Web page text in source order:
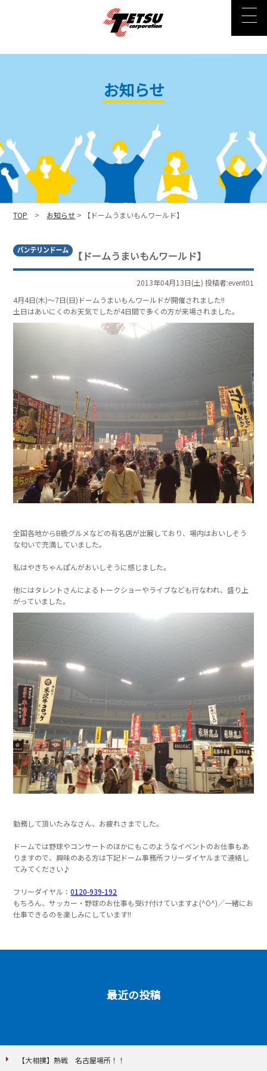
お知らせ
TOP > お知らせ > 【ドームうまいもんワールド】
【ドームうまいもんワールド】
2013年04月13日(土) 投稿者:event01
4月4日(木)～7日(日)ドームうまいもんワールドが開催されました!!
土日はあいにくのお天気でしたが4日間で多くの方が来場されました。
全国各地からB級グルメなどの有名店が出展しており、場内はおいしそう
な匂いで充満していました。
私はやきちゃんぽんがおいしそうに感じました。
他にはタレントさんによるトークショーやライブなども行なわれ、盛り上
がっていました。
勤務して頂いたみなさん、お疲れさまでした。
ドームでは野球やコンサートのほかにもこのようなイベントのお仕事もあ
りますので、興味のある方は下記ドーム事務所フリーダイヤルまで連絡し
てみてください♪
フリーダイヤル：0120-939-192
もちろん、サッカー・野球のお仕事も受け付けていますよ(^O^)／一緒にお
仕事できるのを楽しみにしています!!
最近の投稿
【大相撲】熱戦 名古屋場所！！